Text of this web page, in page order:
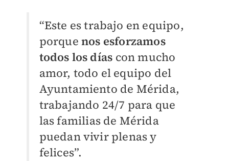
“Este es trabajo en equipo,
porque nos esforzamos
todos los días con mucho
amor, todo el equipo del
Ayuntamiento de Mérida,
trabajando 24/7 para que
las familias de Mérida
puedan vivir plenas y
felices”.